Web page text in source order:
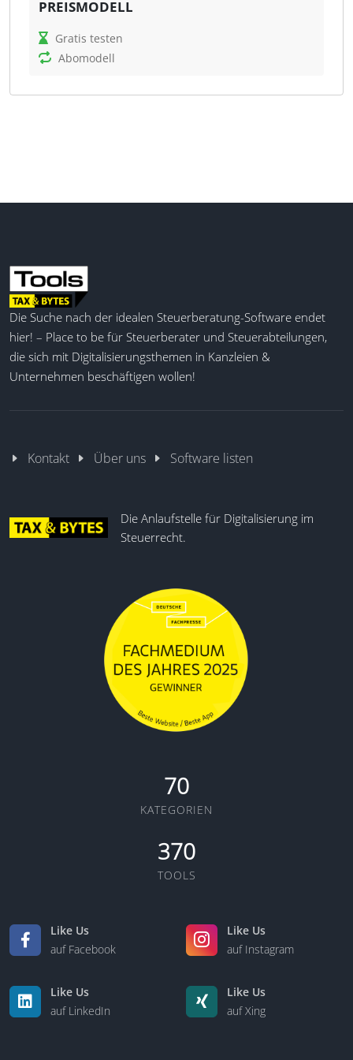
Was kann timeCard?
timeCard dient der Optimierung des
automatisierter Prozesse und detaillierter
Auswertungen, die die Ressourcenplanung und die
Automatische Lohnvorbereitung
Automatische Spesenabrechnung
Urlaubsverwaltung
Projektzeiterfassung
Auswertungen und Statistiken
Employee Self Service
Echtzeit-Zeiterfassung
PREISMODELL
Gratis testen
Abomodell
Die Suche nach der idealen Steuerberatung-Software endet
hier! – Place to be für Steuerberater und Steuerabteilungen,
die sich mit Digitalisierungsthemen in Kanzleien &
Unternehmen beschäftigen wollen!
Kontakt Über uns Software listen
Die Anlaufstelle für Digitalisierung im
Steuerrecht.
70
KATEGORIEN
370
TOOLS
Like Us
auf Facebook
Like Us
auf Instagram
Like Us
auf LinkedIn
Like Us
auf Xing